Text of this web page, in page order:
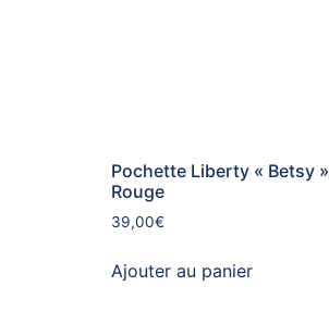
Pochette Liberty « Betsy »
Rouge
39,00€
Ajouter au panier